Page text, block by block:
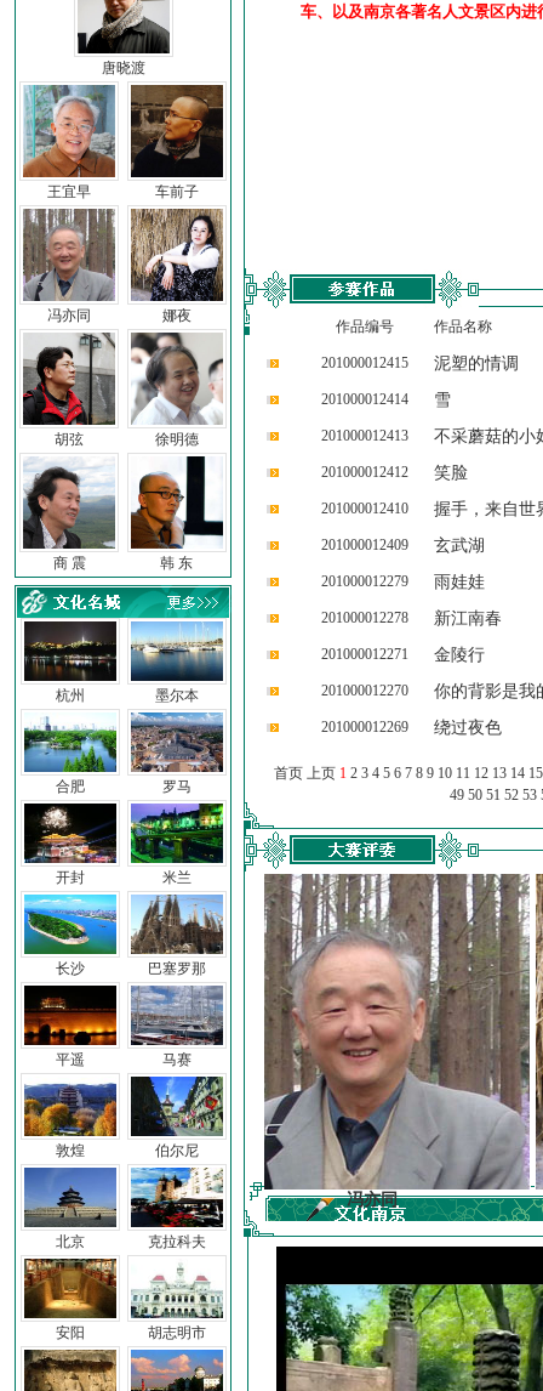
唐晓渡
王宜早 车前子
冯亦同 娜夜
胡弦 徐明德
商 震 韩 东
杭州
合肥
开封
长沙
平遥
敦煌
北京
安阳
墨尔本
罗马
米兰
巴塞罗那
马赛
伯尔尼
克拉科夫
胡志明市
车、以及南京各著名人文景区内进
作品编号 作品名称
201000012415 泥塑的情调
201000012414 雪
201000012413 不采蘑菇的小
201000012412 笑脸
201000012410 握手，来自世
201000012409 玄武湖
201000012279 雨娃娃
201000012278 新江南春
201000012271 金陵行
201000012270 你的背影是我
201000012269 绕过夜色
首页 上页 1 2 3 4 5 6 7 8 9 10 11 12 13 14 15
49 50 51 52 53
子 冯亦同